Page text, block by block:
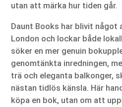
utan att märka hur tiden går.
Daunt Books har blivit något
London och lockar både
söker en mer genuin
genomtänkta inredningen,
trä och eleganta balkonger,
nästan tidlös känsla. Här
köpa en bok, utan om att